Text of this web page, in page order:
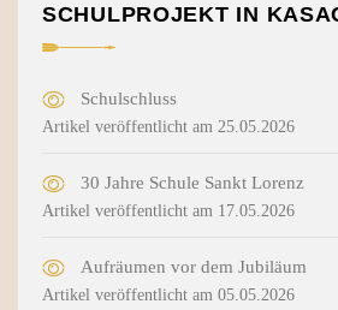
SCHULPROJEKT IN
Schulschluss
Artikel veröffentlicht am 25.05.2026
30 Jahre Schule Sankt Lorenz
Artikel veröffentlicht am 17.05.2026
Aufräumen vor dem Jubiläum
Artikel veröffentlicht am 05.05.2026